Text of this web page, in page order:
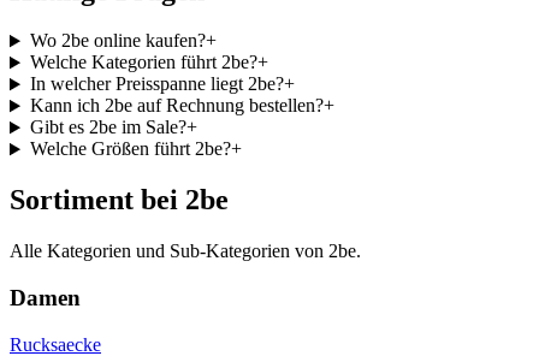
Wo 2be online kaufen?+
Welche Kategorien führt 2be?+
In welcher Preisspanne liegt 2be?+
Kann ich 2be auf Rechnung bestellen?+
Gibt es 2be im Sale?+
Welche Größen führt 2be?+
Sortiment bei 2be
Alle Kategorien und Sub-Kategorien von 2be.
Damen
Rucksaecke